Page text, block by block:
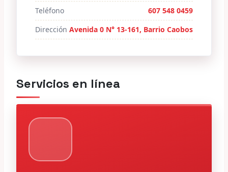
Teléfono
607 548 0459
Dirección Avenida 0 N° 13-161, Barrio Caobos
Servicios en línea